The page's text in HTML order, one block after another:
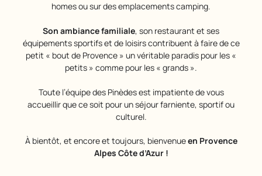
homes ou sur des emplacements camping.
Son ambiance familiale, son restaurant et ses
équipements sportifs et de loisirs contribuent à faire de ce
petit « bout de Provence » un véritable paradis pour les «
petits » comme pour les « grands ».
Toute l’équipe des Pinèdes est impatiente de vous
accueillir que ce soit pour un séjour farniente, sportif ou
culturel.
À bientôt, et encore et toujours, bienvenueen Provence
Alpes Côte d’Azur !